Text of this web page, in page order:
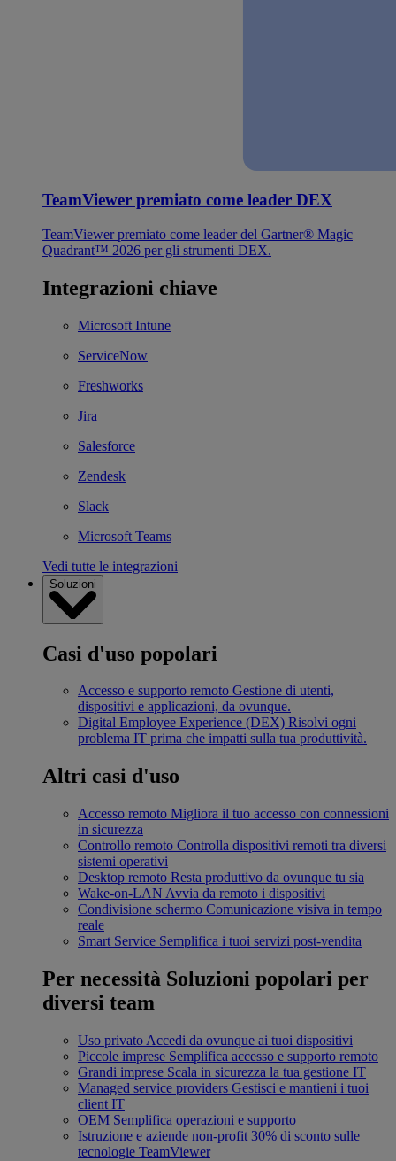
TeamViewer premiato come leader DEX
TeamViewer premiato come leader del Gartner® Magic
Quadrant™ 2026 per gli strumenti DEX.
Integrazioni chiave
Microsoft Intune
ServiceNow
Freshworks
Jira
Salesforce
Zendesk
Slack
Microsoft Teams
Vedi tutte le integrazioni
Soluzioni
Casi d'uso popolari
Accesso e supporto remoto Gestione di utenti,
dispositivi e applicazioni, da ovunque.
Digital Employee Experience (DEX) Risolvi ogni
problema IT prima che impatti sulla tua produttività.
Altri casi d'uso
Accesso remoto Migliora il tuo accesso con connessioni
in sicurezza
Controllo remoto Controlla dispositivi remoti tra diversi
sistemi operativi
Desktop remoto Resta produttivo da ovunque tu sia
Wake-on-LAN Avvia da remoto i dispositivi
Condivisione schermo Comunicazione visiva in tempo
reale
Smart Service Semplifica i tuoi servizi post-vendita
Per necessità Soluzioni popolari per
diversi team
Uso privato Accedi da ovunque ai tuoi dispositivi
Piccole imprese Semplifica accesso e supporto remoto
Grandi imprese Scala in sicurezza la tua gestione IT
Managed service providers Gestisci e mantieni i tuoi
client IT
OEM Semplifica operazioni e supporto
Istruzione e aziende non-profit 30% di sconto sulle
tecnologie TeamViewer